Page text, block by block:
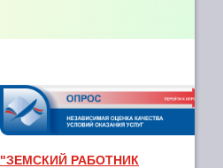
"ЗЕМСКИЙ РАБОТНИК